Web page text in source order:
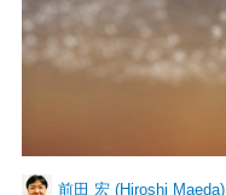
前田 宏 (Hiroshi Maeda)